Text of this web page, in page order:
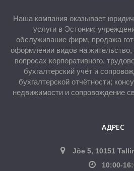
Наша компания оказывает
услуги в Эстонии:
обслуживание фирм, продажа
оформлении видов на
вопросах корпоративного,
бухгалтерский учёт и
бухгалтерской отчётности;
недвижимости и сопровождение
АДРЕС
Jõe 5, 10151
10:00-